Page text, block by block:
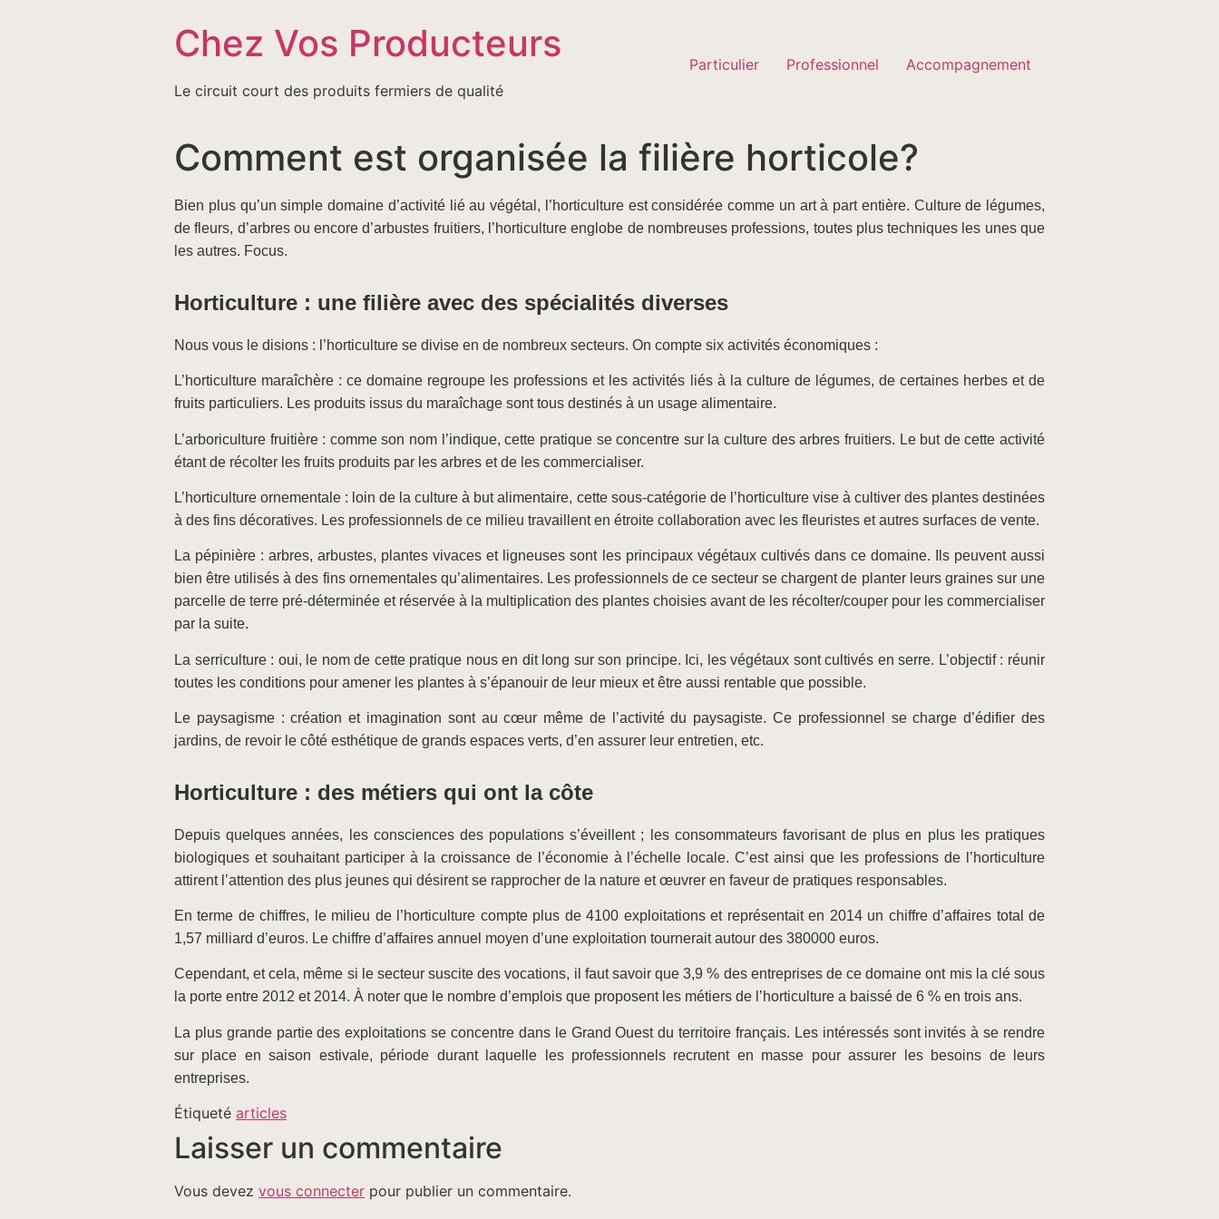
Chez Vos Producteurs
Le circuit court des produits fermiers de qualité
Particulier Professionnel Accompagnement
Comment est organisée la filière horticole?
Bien plus qu’un simple domaine d’activité lié au végétal, l’horticulture est considérée comme un art à part entière. Culture de légumes,
de fleurs, d’arbres ou encore d’arbustes fruitiers, l’horticulture englobe de nombreuses professions, toutes plus techniques les unes que
les autres. Focus.
Horticulture : une filière avec des spécialités diverses
Nous vous le disions : l’horticulture se divise en de nombreux secteurs. On compte six activités économiques :
L’horticulture maraîchère : ce domaine regroupe les professions et les activités liés à la culture de légumes, de certaines herbes et de
fruits particuliers. Les produits issus du maraîchage sont tous destinés à un usage alimentaire.
L’arboriculture fruitière : comme son nom l’indique, cette pratique se concentre sur la culture des arbres fruitiers. Le but de cette activité
étant de récolter les fruits produits par les arbres et de les commercialiser.
L’horticulture ornementale : loin de la culture à but alimentaire, cette sous-catégorie de l’horticulture vise à cultiver des plantes destinées
à des fins décoratives. Les professionnels de ce milieu travaillent en étroite collaboration avec les fleuristes et autres surfaces de vente.
La pépinière : arbres, arbustes, plantes vivaces et ligneuses sont les principaux végétaux cultivés dans ce domaine. Ils peuvent aussi
bien être utilisés à des fins ornementales qu’alimentaires. Les professionnels de ce secteur se chargent de planter leurs graines sur une
parcelle de terre pré-déterminée et réservée à la multiplication des plantes choisies avant de les récolter/couper pour les commercialiser
par la suite.
La serriculture : oui, le nom de cette pratique nous en dit long sur son principe. Ici, les végétaux sont cultivés en serre. L’objectif : réunir
toutes les conditions pour amener les plantes à s’épanouir de leur mieux et être aussi rentable que possible.
Le paysagisme : création et imagination sont au cœur même de l’activité du paysagiste. Ce professionnel se charge d’édifier des
jardins, de revoir le côté esthétique de grands espaces verts, d’en assurer leur entretien, etc.
Horticulture : des métiers qui ont la côte
Depuis quelques années, les consciences des populations s’éveillent ; les consommateurs favorisant de plus en plus les pratiques
biologiques et souhaitant participer à la croissance de l’économie à l’échelle locale. C’est ainsi que les professions de l’horticulture
attirent l’attention des plus jeunes qui désirent se rapprocher de la nature et œuvrer en faveur de pratiques responsables.
En terme de chiffres, le milieu de l’horticulture compte plus de 4100 exploitations et représentait en 2014 un chiffre d’affaires total de
1,57 milliard d’euros. Le chiffre d’affaires annuel moyen d’une exploitation tournerait autour des 380000 euros.
Cependant, et cela, même si le secteur suscite des vocations, il faut savoir que 3,9 % des entreprises de ce domaine ont mis la clé sous
la porte entre 2012 et 2014. À noter que le nombre d’emplois que proposent les métiers de l’horticulture a baissé de 6 % en trois ans.
La plus grande partie des exploitations se concentre dans le Grand Ouest du territoire français. Les intéressés sont invités à se rendre
sur place en saison estivale, période durant laquelle les professionnels recrutent en masse pour assurer les besoins de leurs
entreprises.
Étiqueté articles
Laisser un commentaire
Vous devez vous connecter pour publier un commentaire.